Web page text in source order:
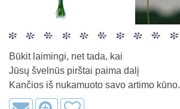
Būkit laimingi, net tada, kai
Jūsų švelnūs pirštai paima dalį
Kančios iš nukamuoto savo artimo kūno.